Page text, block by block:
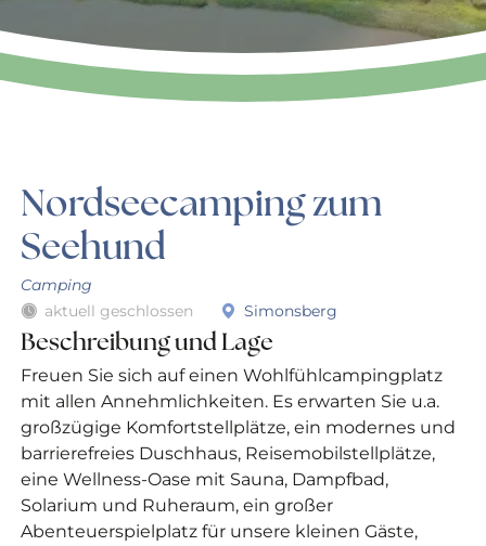
Nordseecamping zum
Seehund
Camping
aktuell geschlossen
Simonsberg
Beschreibung und Lage
Freuen Sie sich auf einen Wohlfühlcampingplatz
mit allen Annehmlichkeiten. Es erwarten Sie u.a.
großzügige Komfortstellplätze, ein modernes und
barrierefreies Duschhaus, Reisemobilstellplätze,
eine Wellness-Oase mit Sauna, Dampfbad,
Solarium und Ruheraum, ein großer
Abenteuerspielplatz für unsere kleinen Gäste,